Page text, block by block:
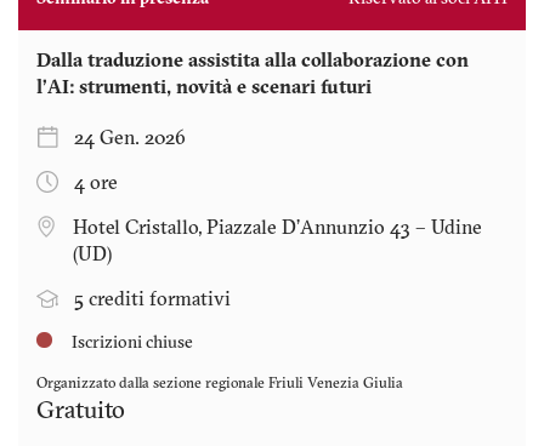
Dalla traduzione assistita alla collaborazione con
l’AI: strumenti, novità e scenari futuri
24 Gen. 2026
4 ore
Hotel Cristallo, Piazzale D’Annunzio 43 – Udine
(UD)
5 crediti formativi
Iscrizioni chiuse
Organizzato dalla sezione regionale Friuli Venezia Giulia
Gratuito